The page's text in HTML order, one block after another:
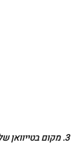
3. מקום בטייוואן שלדעתך אסור לפספס?